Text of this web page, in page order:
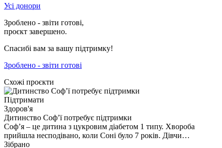
Усі донори
Зроблено - звіти готові,
проєкт завершено.
Спасибі вам за вашу підтримку!
Зроблено - звіти готові
Схожі проєкти
Підтримати
Здоров'я
Дитинство Соф’ї потребує підтримки
Соф’я – це дитина з цукровим діабетом 1 типу. Хвороба
прийшла несподівано, коли Соні було 7 років. Дівчи…
Зібрано